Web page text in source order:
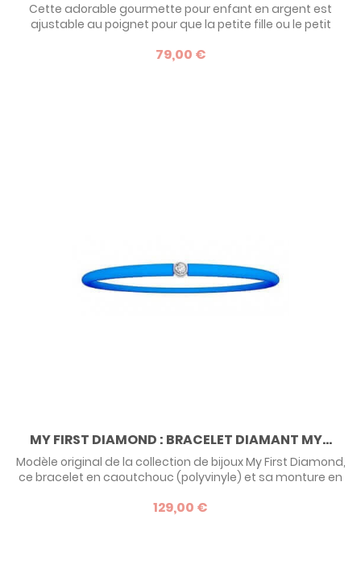
Cette adorable gourmette pour enfant en argent est
ajustable au poignet pour que la petite fille ou le petit
et intemporel à offrir dès la naissance et jusqu'à la pré
79,00 €
MY FIRST DIAMOND : BRACELET DIAMANT MY...
Modèle original de la collection de bijoux My First Diamond,
ce bracelet en caoutchouc (polyvinyle) et sa monture en
précieux et original ! Pour bébé, enfant, ado ou adulte, de 0
129,00 €